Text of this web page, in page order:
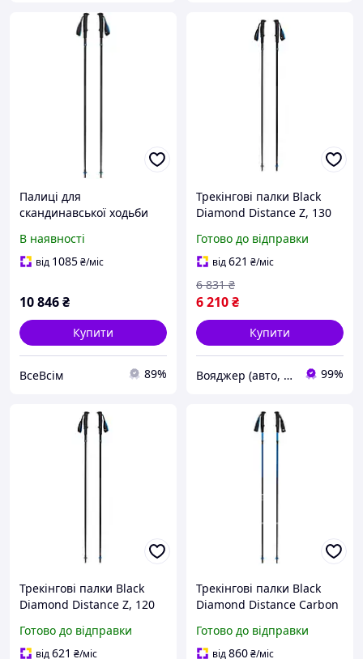
Палиці для
скандинавської ходьби
В наявності
від 1085₴/міс
10 846₴
Купити
ВсеВсім 89%
Трекінгові палки Black
Diamond Distance Z, 130
Готово до відправки
від621 ₴/міс
6 210₴
6 831 ₴
Купити
Вояджер (авто, туризм, спорт) 99%
Трекінгові палки Black
Diamond Distance Z, 120
Готово до відправки
від621 ₴/міс
Трекінгові палки Black
Diamond Distance Carbon
VO
Готово до відправки
від860₴/міс